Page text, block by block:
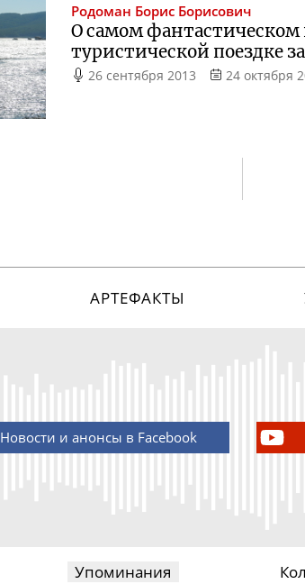
Родоман Борис Борисович
О самом фантастическом
туристической поездке
26 сентября 2013 24 октября
АРТЕФАКТЫ
Новости и анонсы в Facebook
Упоминания